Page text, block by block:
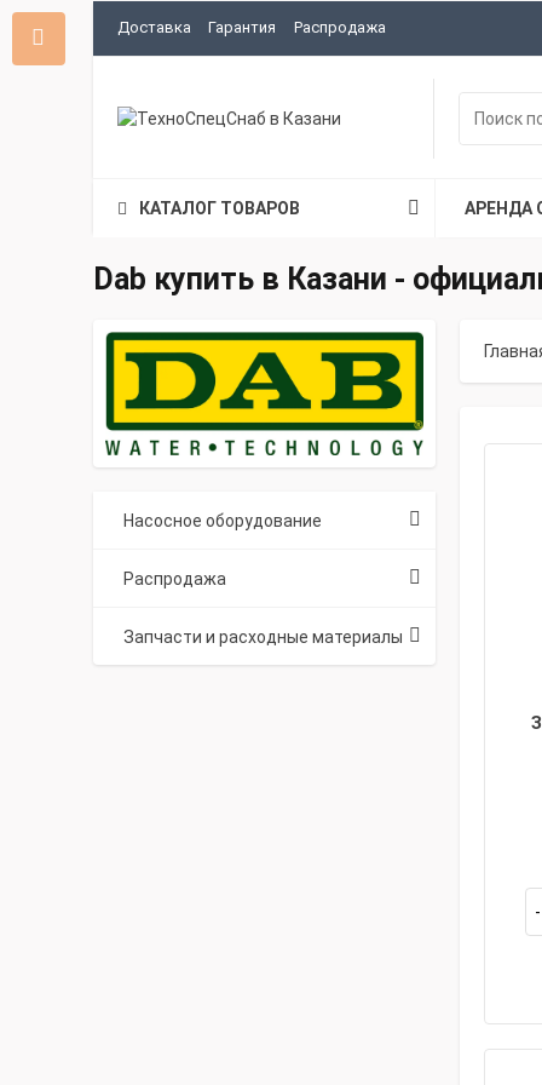
Доставка Гарантия Распродажа
КАТАЛОГ ТОВАРОВ АРЕНДА
Dab купить в Казани -
Насосное оборудование
Распродажа
Запчасти и расходные материалы